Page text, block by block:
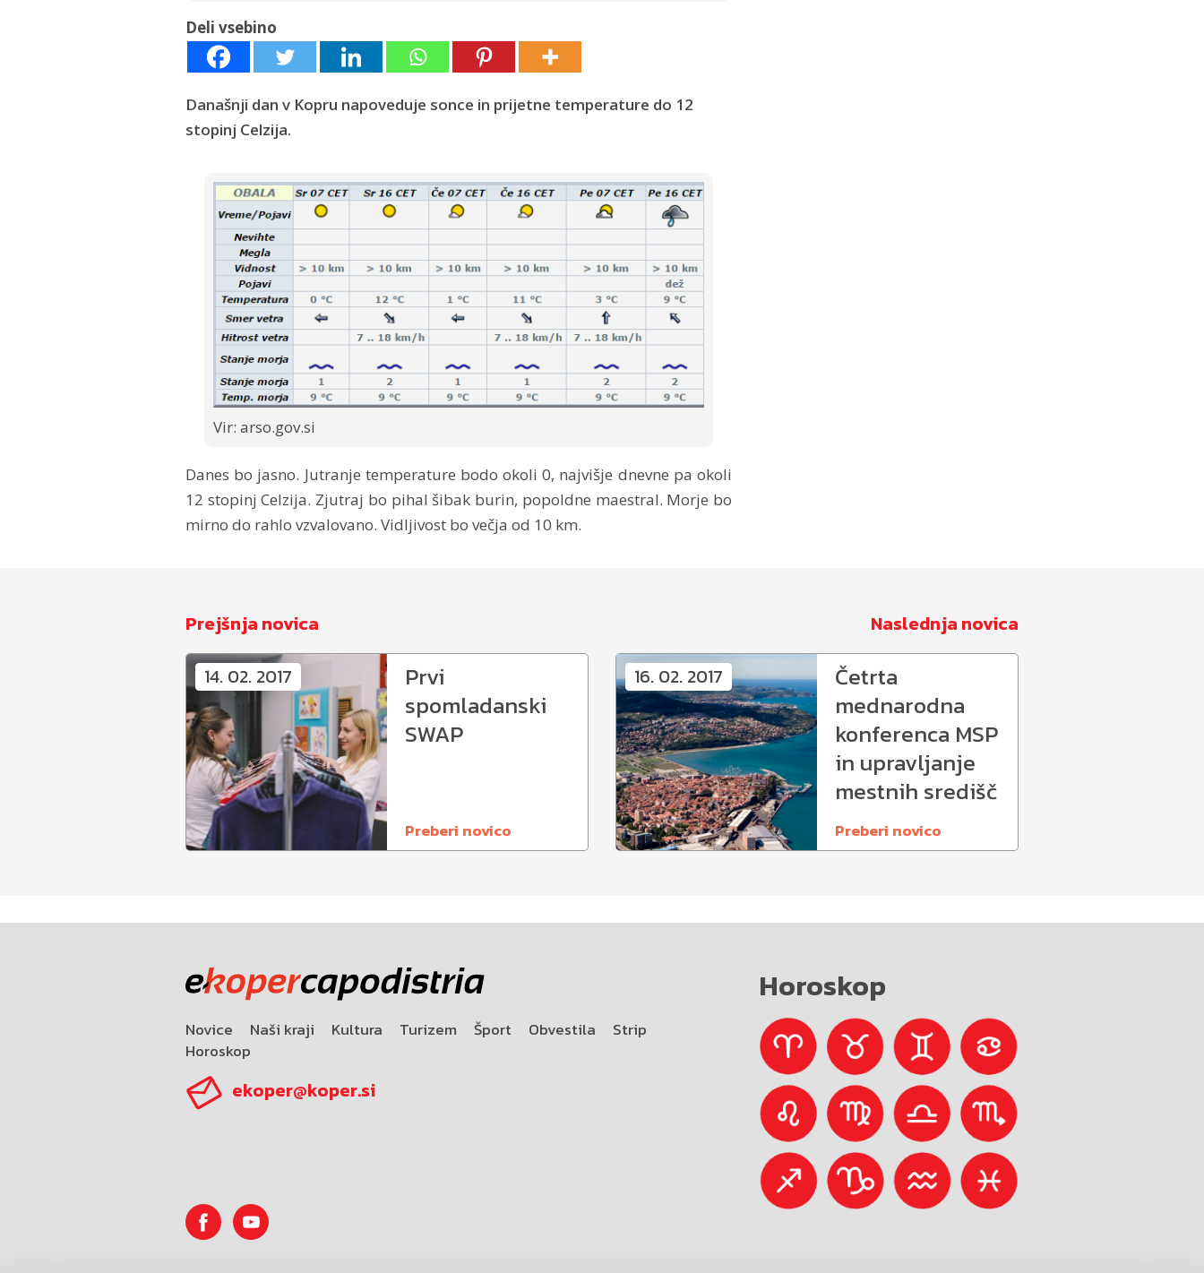
Deli vsebino
Današnji dan v Kopru napoveduje sonce in prijetne temperature do 12
stopinj Celzija.
Vir: arso.gov.si
Danes bo jasno. Jutranje temperature bodo okoli 0, najvišje dnevne pa okoli
12 stopinj Celzija. Zjutraj bo pihal šibak burin, popoldne maestral. Morje bo
mirno do rahlo vzvalovano. Vidljivost bo večja od 10 km.
Prejšnja novica
Naslednja novica
14. 02. 2017
Prvi
spomladanski
SWAP
Preberi novico
16. 02. 2017
Četrta
mednarodna
konferenca MSP
in upravljanje
mestnih središč
Preberi novico
Novice Naši kraji Kultura Turizem Šport Obvestila
Strip
Horoskop
ekoper@koper.si
Horoskop